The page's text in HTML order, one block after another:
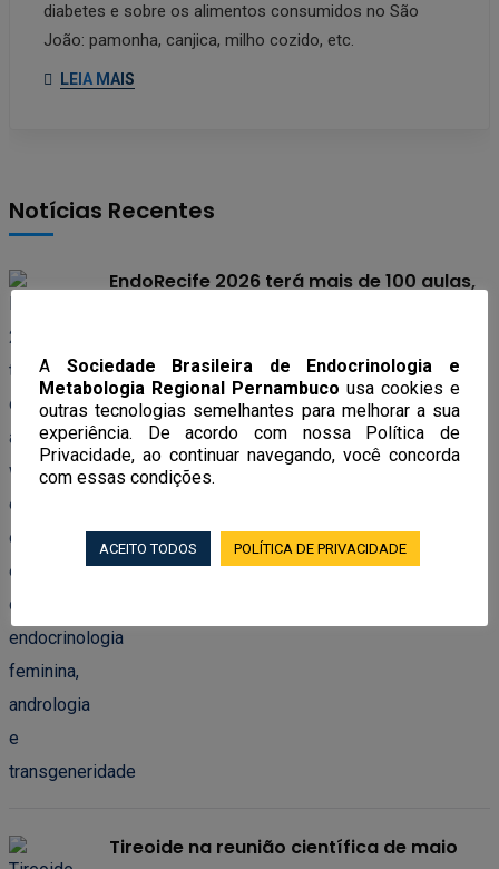
diabetes e sobre os alimentos consumidos no São
João: pamonha, canjica, milho cozido, etc.
LEIA MAIS
Notícias Recentes
EndoRecife 2026 terá mais de 100 aulas,
transgeneridade
02/06/2026
Tireoide na reunião científica de maio
A Sociedade Brasileira de Endocrinologia e
Metabologia Regional Pernambuco usa cookies e
outras tecnologias semelhantes para melhorar a sua
experiência. De acordo com nossa Política de
Privacidade, ao continuar navegando, você concorda
com essas condições.
ACEITO TODOS POLÍTICA DE PRIVACIDADE